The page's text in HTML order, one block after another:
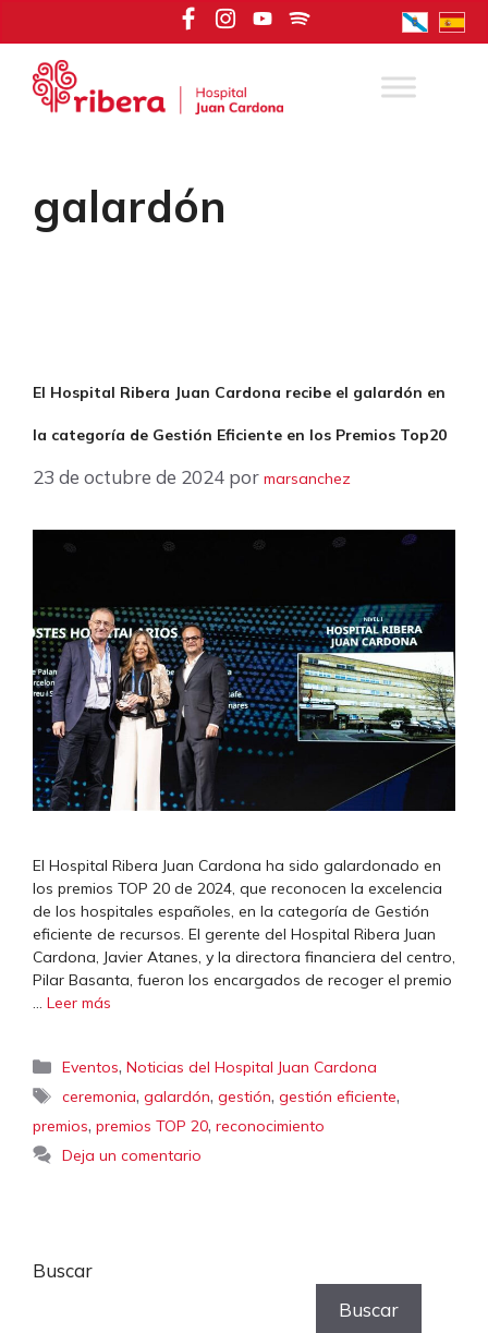
contenido
galardón
El Hospital Ribera Juan Cardona recibe el galardón en
la categoría de Gestión Eficiente en los Premios Top20
23 de octubre de 2024 por marsanchez
El Hospital Ribera Juan Cardona ha sido galardonado en
los premios TOP 20 de 2024, que reconocen la excelencia
de los hospitales españoles, en la categoría de Gestión
eficiente de recursos. El gerente del Hospital Ribera Juan
Cardona, Javier Atanes, y la directora financiera del centro,
Pilar Basanta, fueron los encargados de recoger el premio
… Leer más
Categorías
Eventos,Noticias del Hospital Juan Cardona
Etiquetas
ceremonia,galardón,gestión,gestión eficiente,
premios, premios TOP 20, reconocimiento
Deja un comentario
Buscar
Buscar